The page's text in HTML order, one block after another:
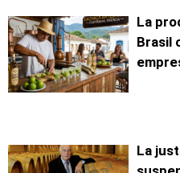
La
Brasil
La